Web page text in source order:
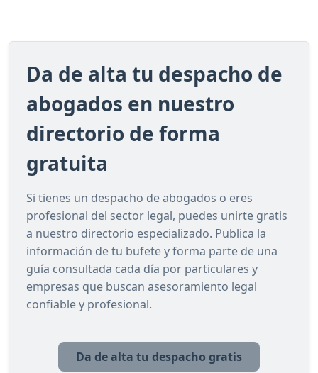
Da de alta tu despacho de
abogados en nuestro
directorio de forma
gratuita
Si tienes un despacho de abogados o eres
profesional del sector legal, puedes unirte gratis
a nuestro directorio especializado. Publica la
información de tu bufete y forma parte de una
guía consultada cada día por particulares y
empresas que buscan asesoramiento legal
confiable y profesional.
Da de alta tu despacho gratis